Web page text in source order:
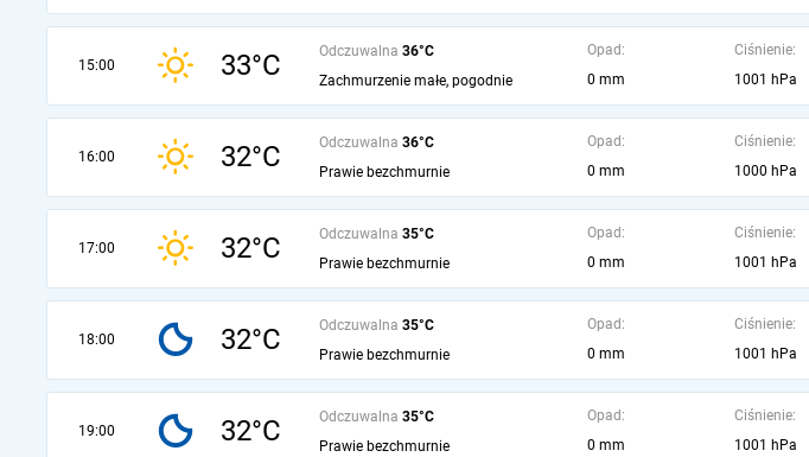
15:00 33°C Odczuwalna 36°C
Zachmurzenie małe, pogodnie
Opad:
0 mm
Ciśnienie:
1001 hPa
16:00 32°C Odczuwalna 36°C
Prawie bezchmurnie
Opad:
0 mm
Ciśnienie:
1000 hPa
17:00 32°C Odczuwalna 35°C
Prawie bezchmurnie
Opad:
0 mm
Ciśnienie:
1001 hPa
18:00 32°C Odczuwalna 35°C
Prawie bezchmurnie
Opad:
0 mm
Ciśnienie:
1001 hPa
19:00 32°C Odczuwalna 35°C
Prawie bezchmurnie
Opad:
0 mm
Ciśnienie:
1001 hPa